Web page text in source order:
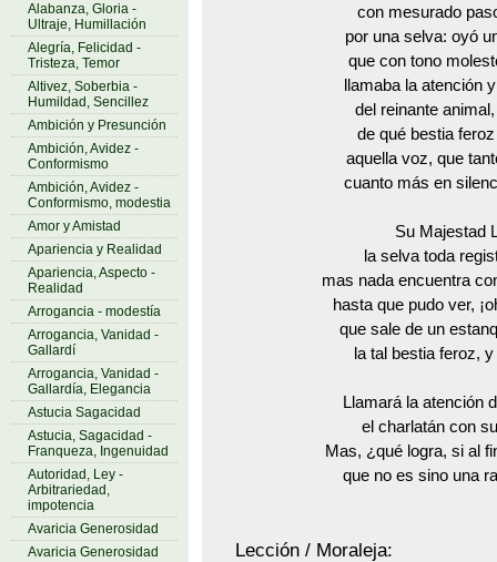
Alabanza, Gloria -
Ultraje, Humillación
Alegría, Felicidad -
Tristeza, Temor
Altivez, Soberbia -
Humildad, Sencillez
Ambición y Presunción
Ambición, Avidez -
Conformismo
Ambición, Avidez -
Conformismo, modestia
Amor y Amistad
Apariencia y Realidad
Apariencia, Aspecto -
Realidad
Arrogancia - modestía
Arrogancia, Vanidad -
Gallardí
Arrogancia, Vanidad -
Gallardía, Elegancia
Astucia Sagacidad
Astucia, Sagacidad -
Franqueza, Ingenuidad
Autoridad, Ley -
Arbitrariedad,
impotencia
Avaricia Generosidad
Avaricia Generosidad
con mesurado
por una selva: oyó
que con tono
llamaba la atención
del reinante
de qué bestia
aquella voz, que
cuanto más en
Su Majestad
la selva toda
mas nada encuentra
hasta que pudo ver,
que sale de un
la tal bestia feroz,
Llamará la atención
el charlatán con
Mas, ¿qué logra, si al
que no es sino una
Lección / Moraleja: